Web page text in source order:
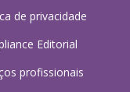
de privacidade
Editorial
profissionais